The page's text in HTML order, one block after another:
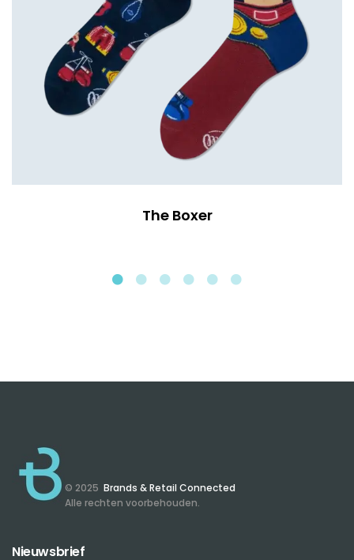
The Boxer
© 2025 Brands & Retail Connected
Alle rechten voorbehouden.
Nieuwsbrief